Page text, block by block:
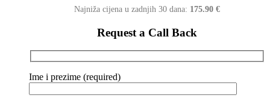
Najniža cijena u zadnjih 30 dana: 175.90 €
Request a Call Back
Ime i prezime (required)